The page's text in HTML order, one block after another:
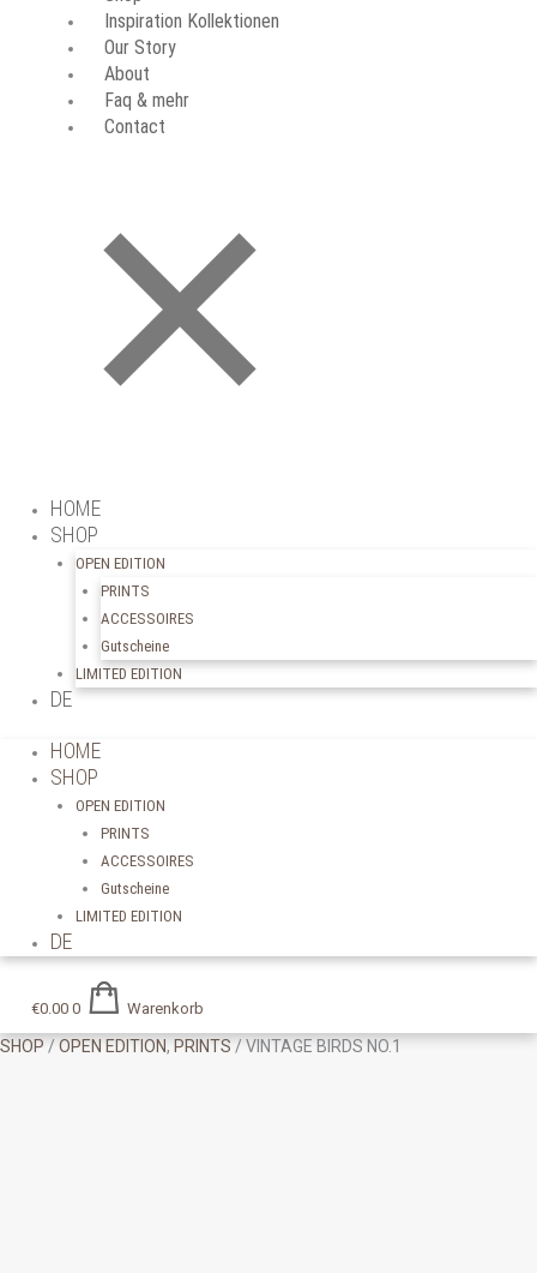
Inspiration Kollektionen
Our Story
About
Faq & mehr
Contact
HOME
SHOP
OPEN EDITION
PRINTS
ACCESSOIRES
Gutscheine
LIMITED EDITION
DE
HOME
SHOP
OPEN EDITION
PRINTS
ACCESSOIRES
Gutscheine
LIMITED EDITION
DE
€0.00 0 Warenkorb
SHOP /OPEN EDITION, PRINTS / VINTAGE BIRDS NO.1